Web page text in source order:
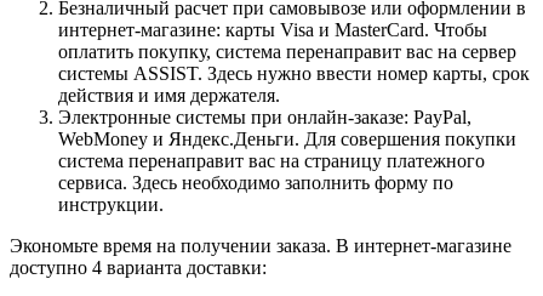
Безналичный расчет при самовывозе или оформлении в
интернет-магазине: карты Visa и MasterCard. Чтобы
оплатить покупку, система перенаправит вас на сервер
системы ASSIST. Здесь нужно ввести номер карты, срок
действия и имя держателя.
Электронные системы при онлайн-заказе: PayPal,
WebMoney и Яндекс.Деньги. Для совершения покупки
система перенаправит вас на страницу платежного
сервиса. Здесь необходимо заполнить форму по
инструкции.
Экономьте время на получении заказа. В интернет-магазине
доступно 4 варианта доставки: